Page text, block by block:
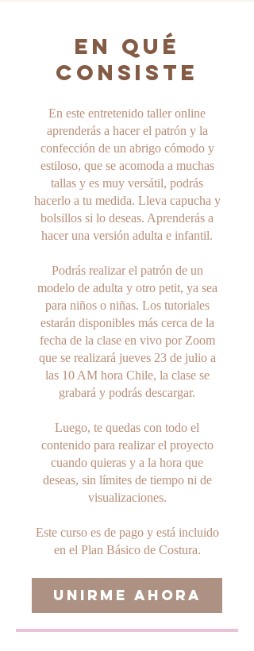
En qué
consiste
En este entretenido taller online
aprenderás a hacer el patrón y la
confección de un abrigo cómodo y
estiloso, que se acomoda a muchas
tallas y es muy versátil, podrás
hacerlo a tu medida. Lleva capucha y
bolsillos si lo deseas. Aprenderás a
hacer una versión adulta e infantil.
Podrás realizar el patrón de un
modelo de adulta y otro petit, ya sea
para niños o niñas. Los tutoriales
estarán disponibles más cerca de la
fecha de la clase en vivo por Zoom
que se realizará jueves 23 de julio a
las 10 AM hora Chile, la clase se
grabará y podrás descargar.
Luego, te quedas con todo el
contenido para realizar el proyecto
cuando quieras y a la hora que
deseas, sin límites de tiempo ni de
visualizaciones.
Este curso es de pago y está incluido
en el Plan Básico de Costura.
Unirme ahora